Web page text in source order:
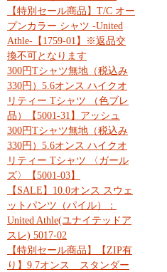
【特別セール商品】T/C オー
プンカラー シャツ -United
Athle-【1759-01】※返品交
換不可となります
300円Tシャツ無地（税込み
330円）5.6オンス ハイクオ
リティー Tシャツ （色ブレ
品）【5001-31】アッシュ
300円Tシャツ無地（税込み
330円）5.6オンス ハイクオ
リティー Tシャツ 〈ガール
ズ〉【5001-03】
【SALE】10.0オンス スウェ
ットパンツ（パイル）：
United Athle(ユナイテッドア
スレ) 5017-02
【特別セール商品】【ZIP有
り】9.7オンス スタンダー